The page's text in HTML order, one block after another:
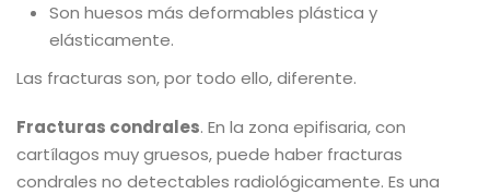
Son huesos más deformables plástica y
elásticamente.
Las fracturas son, por todo ello, diferente.
Fracturas condrales. En la zona epifisaria, con
cartílagos muy gruesos, puede haber fracturas
condrales no detectables radiológicamente. Es una